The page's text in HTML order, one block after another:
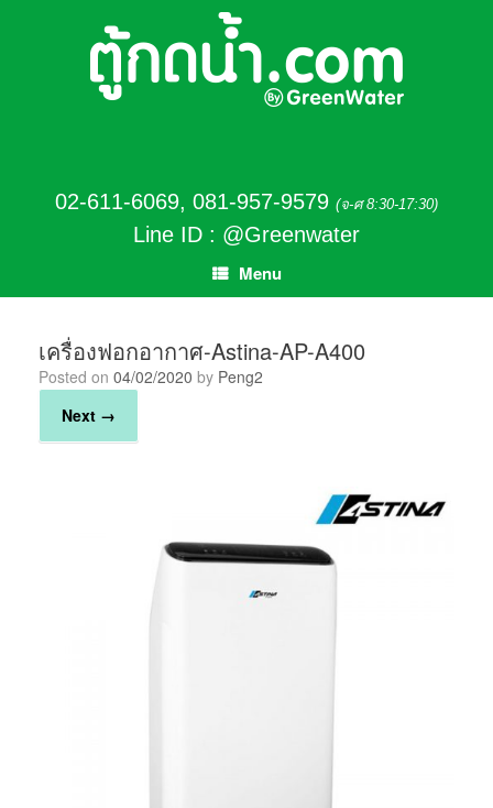
02-611-6069, 081-957-9579 (จ-ศ 8:30-17:30)
Line ID : @Greenwater
Menu
เครื่องฟอกอากาศ-Astina-AP-A400
Posted on 04/02/2020 by Peng2
Next →